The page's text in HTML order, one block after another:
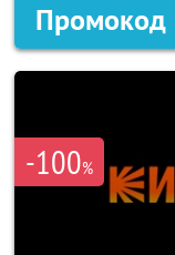
Промокод
-100%